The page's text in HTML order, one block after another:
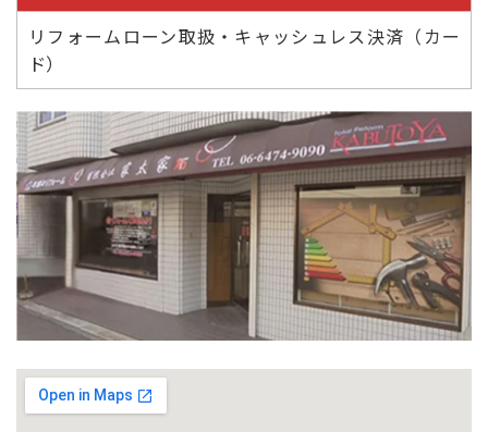
リフォームローン取扱・キャッシュレス決済（カー
ド）